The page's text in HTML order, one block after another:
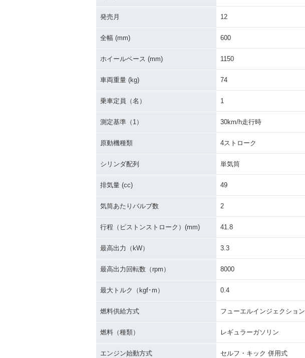
発売月 12
全幅 (mm) 600
ホイールベース (mm) 1150
車両重量 (kg) 74
乗車定員（名） 1
測定基準（1） 30km/h走行時
原動機種類 4ストローク
シリンダ配列 単気筒
排気量 (cc) 49
気筒あたりバルブ数 2
行程（ピストンストローク）(mm) 41.8
最高出力（kW） 3.3
最高出力回転数（rpm） 8000
最大トルク（kgf･m） 0.4
燃料供給方式 フューエルインジェクション
燃料（種類） レギュラーガソリン
エンジン始動方式 セルフ・キック 併用式